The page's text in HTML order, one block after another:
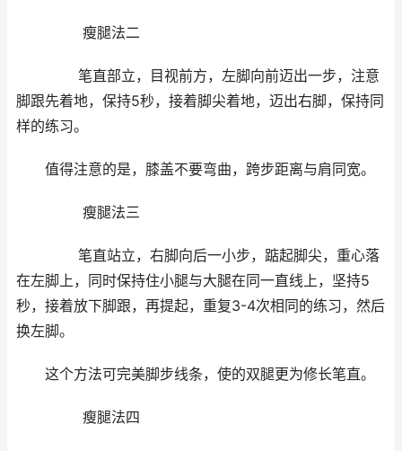
瘦腿法二
笔直部立，目视前方，左脚向前迈出一步，注意
脚跟先着地，保持5秒，接着脚尖着地，迈出右脚，保持同
样的练习。
值得注意的是，膝盖不要弯曲，跨步距离与肩同宽。
瘦腿法三
笔直站立，右脚向后一小步，踮起脚尖，重心落
在左脚上，同时保持住小腿与大腿在同一直线上，坚持5
秒，接着放下脚跟，再提起，重复3-4次相同的练习，然后
换左脚。
这个方法可完美脚步线条，使的双腿更为修长笔直。
瘦腿法四